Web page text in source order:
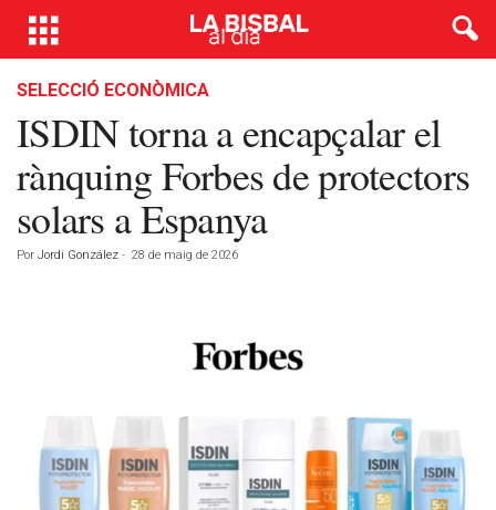
SELECCIÓ ECONÒMICA
ISDIN torna a encapçalar el
rànquing Forbes de protectors
solars a Espanya
Por Jordi González - 28 de maig de 2026